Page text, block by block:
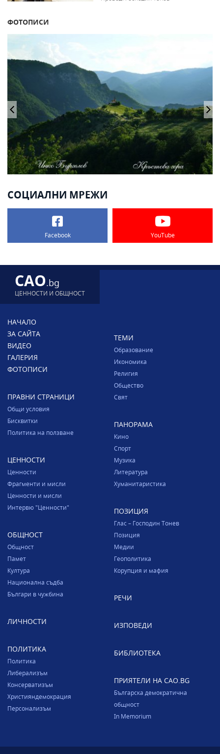
ФОТОПИСИ
СОЦИАЛНИ МРЕЖИ
Facebook YouTube
CAO.bg
ЦЕННОСТИ И ОБЩНОСТ
НАЧАЛО
ЗА САЙТА
ВИДЕО
ГАЛЕРИЯ
ФОТОПИСИ
ПРАВНИ СТРАНИЦИ
Общи условия
Бисквитки
Политика на ползване
ЦЕННОСТИ
Ценности
Фрагменти и мисли
Ценности и мисли
Интервю "Ценности"
ОБЩНОСТ
Общност
Памет
Култура
Национална съдба
Българи в чужбина
ЛИЧНОСТИ
ПОЛИТИКА
Политика
Либерализъм
Консерватизъм
Християндемокрация
Персонализъм
ТЕМИ
Образование
Икономика
Религия
Общество
Свят
ПАНОРАМА
Кино
Спорт
Музика
Литература
Хуманитаристика
ПОЗИЦИЯ
Глас – Господин Тонев
Позиция
Медии
Геополитика
Корупция и мафия
РЕЧИ
ИЗПОВЕДИ
БИБЛИОТЕКА
ПРИЯТЕЛИ НА CAO.BG
Българска демократична
общност
In Memorium